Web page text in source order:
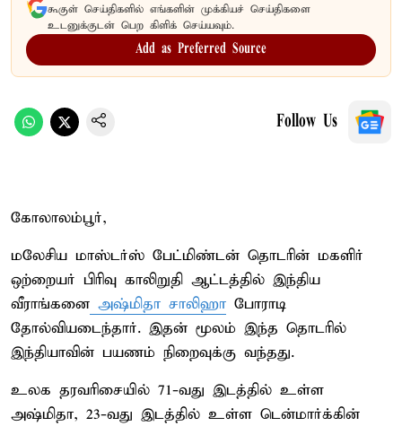
கூகுள் செய்திகளில் எங்களின் முக்கியச் செய்திகளை
உடனுக்குடன் பெற கிளிக் செய்யவும்.
Add as Preferred Source
Follow Us
கோலாலம்பூர்,
மலேசிய மாஸ்டர்ஸ் பேட்மிண்டன் தொடரின் மகளிர்
ஒற்றையர் பிரிவு காலிறுதி ஆட்டத்தில் இந்திய
வீராங்கனை அஷ்மிதா சாலிஹா போராடி
தோல்வியடைந்தார். இதன் மூலம் இந்த தொடரில்
இந்தியாவின் பயணம் நிறைவுக்கு வந்தது.
உலக தரவரிசையில் 71-வது இடத்தில் உள்ள
அஷ்மிதா, 23-வது இடத்தில் உள்ள டென்மார்க்கின்